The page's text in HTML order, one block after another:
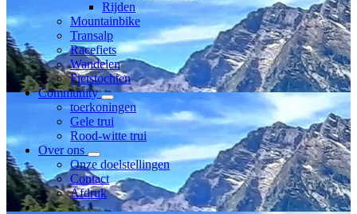
Rijden
Mountainbike
Transalp
Racefiets
Wandelen
Fietstochten
Community
toerkoningen
Gele trui
Rood-witte trui
Over ons
Onze doelstellingen
Contact
Afdruk